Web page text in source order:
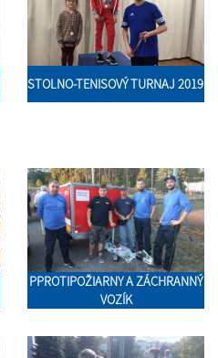
STOLNO-TENISOVÝ TURNAJ 2019
PPROTIPOŽIARNY A ZÁCHRANNÝ
VOZÍK